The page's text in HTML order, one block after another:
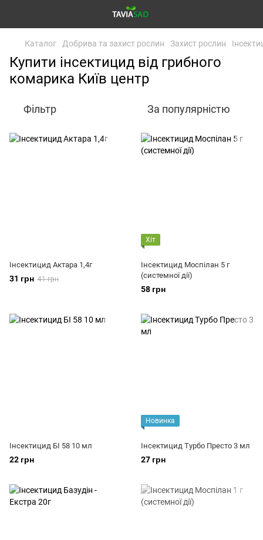
Каталог Добрива та захист рослин Захист рослин
Купити інсектицид від грибного
комарика Київ центр
Фільтр За популярністю
Інсектицид Актара 1,4г
31 грн 41 грн
Хіт
Інсектицид Моспілан 5 г
(системної дії)
58 грн
Інсектицид БІ 58 10 мл
22 грн
Новинка
Інсектицид Турбо Престо 3 мл
27 грн